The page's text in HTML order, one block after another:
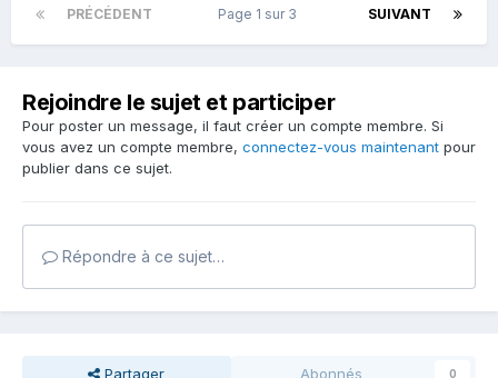
PRÉCÉDENT SUIVANT
Page 1 sur 3
Rejoindre le sujet et participer
Pour poster un message, il faut créer un compte membre. Si
vous avez un compte membre, connectez-vous maintenant pour
publier dans ce sujet.
Répondre à ce sujet…
Partager Abonnés 0